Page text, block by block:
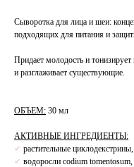
Сыворотка для лица и шеи:
подходящих для питания и
Придает молодость и
и разглаживает существующие.
ОБЪЕМ: 30 мл
АКТИВНЫЕ ИНГРЕДИЕНТЫ:
✔ растительные циклодекстрины,
✔ водоросли codium tomentosum,